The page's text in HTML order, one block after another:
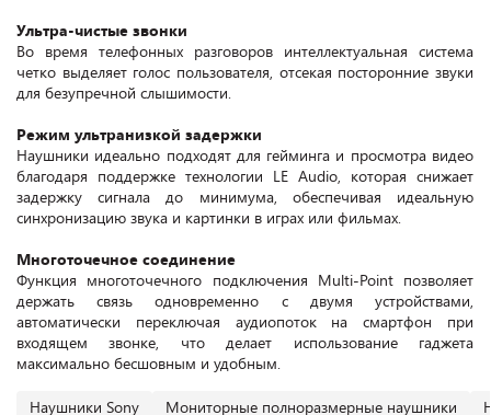
Ультра-чистые звонки
Во время телефонных разговоров интеллектуальная система
четко выделяет голос пользователя, отсекая посторонние звуки
для безупречной слышимости.
Режим ультранизкой задержки
Наушники идеально подходят для гейминга и просмотра видео
благодаря поддержке технологии LE Audio, которая снижает
задержку сигнала до минимума, обеспечивая идеальную
синхронизацию звука и картинки в играх или фильмах.
Многоточечное соединение
Функция многоточечного подключения Multi-Point позволяет
держать связь одновременно с двумя устройствами,
автоматически переключая аудиопоток на смартфон при
входящем звонке, что делает использование гаджета
максимально бесшовным и удобным.
Наушники Sony Мониторные полноразмерные наушники